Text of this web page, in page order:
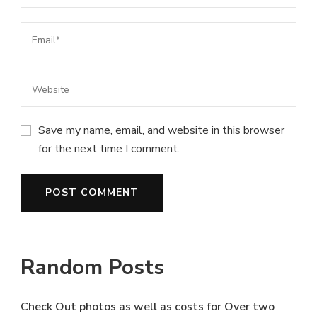
Save my name, email, and website in this browser
for the next time I comment.
Random Posts
Check Out photos as well as costs for Over two